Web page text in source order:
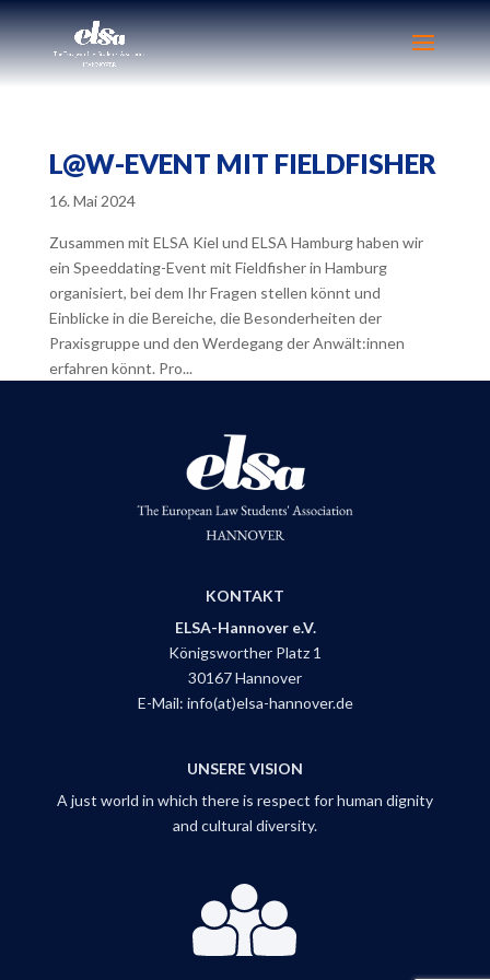
L@W-EVENT MIT FIELDFISHER
16. Mai 2024
Zusammen mit ELSA Kiel und ELSA Hamburg haben wir
ein Speeddating-Event mit Fieldfisher in Hamburg
organisiert, bei dem Ihr Fragen stellen könnt und
Einblicke in die Bereiche, die Besonderheiten der
Praxisgruppe und den Werdegang der Anwält:innen
erfahren könnt. Pro...
KONTAKT
ELSA-Hannover e.V.
Königsworther Platz 1
30167 Hannover
E-Mail: info(at)elsa-hannover.de
UNSERE VISION
A just world in which there is respect for human dignity
and cultural diversity.